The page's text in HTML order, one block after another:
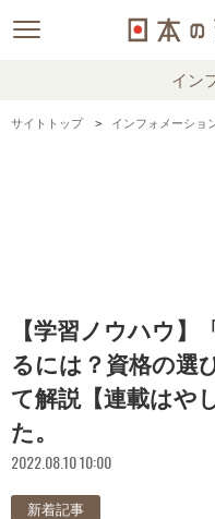
イン
サイトトップ インフォメーショ
【学習ノウハウ】
るには？資格の選
て解説【連載はや
た。
2022.08.10 10:00
新着記事